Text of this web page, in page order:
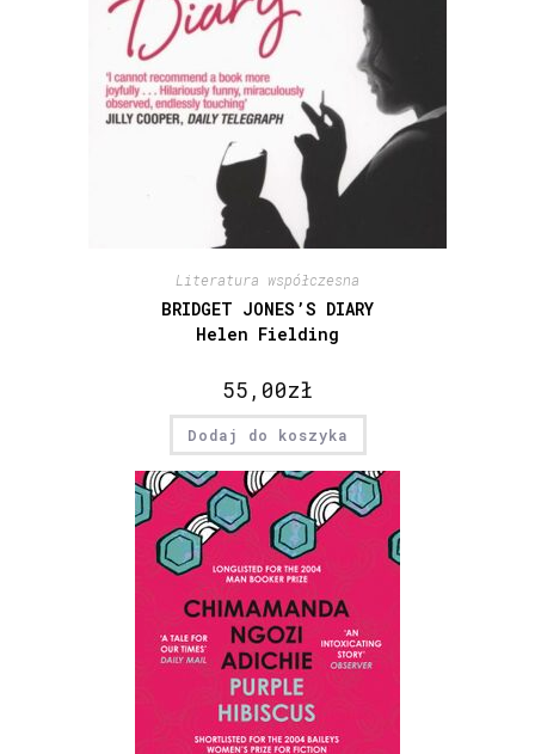
Literatura współczesna
BRIDGET JONES’S DIARY
Helen Fielding
55,00zł
Dodaj do koszyka